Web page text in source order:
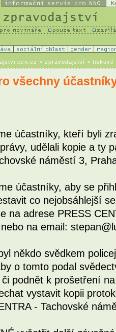
> zpravodajství > tiskové
všechny
účastníky, kteří byli
udělali kopie a ty
náměstí 3,
účastníky, aby se
co nejobsáhlejší
na adrese PRESS
na email:
někdo svědkem
o tomto podal
podnět k prošetření
vystavit kopii
- Tachovské